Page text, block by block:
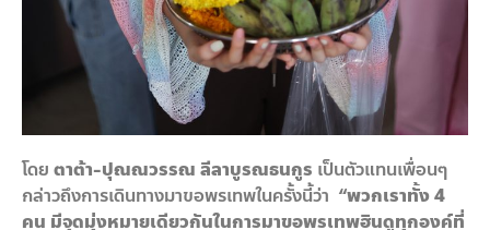
โดย ตาต้า-ปุณณวรรณ ลีลาบูรณธนกูร เป็นตัวแทนเพื่อนๆ
กล่าวถึงการเดินทางมาขอพรเทพในครั้งนี้ว่า “พวกเราทั้ง4
คน มีจุดมุ่งหมายเดียวกันในการมาขอพรเทพฮินดูทุกองค์ที่